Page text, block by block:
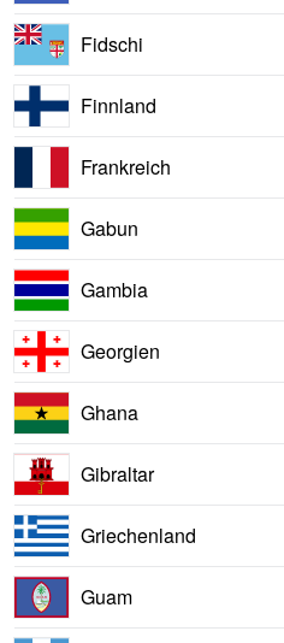
Fidschi
Finnland
Frankreich
Gabun
Gambia
Georgien
Ghana
Gibraltar
Griechenland
Guam